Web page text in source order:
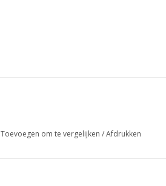
Toevoegen om te vergelijken /Afdrukken